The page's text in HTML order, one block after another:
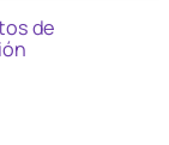
de